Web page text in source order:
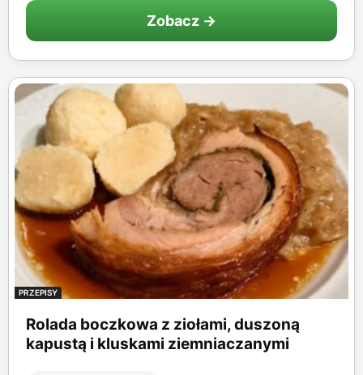
Zobacz →
PRZEPISY
Rolada boczkowa z ziołami, duszoną
kapustą i kluskami ziemniaczanymi